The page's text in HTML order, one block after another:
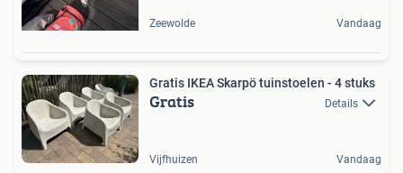
Zeewolde Vandaag
Gratis IKEA Skarpö tuinstoelen - 4 stuks
Gratis Details
Vijfhuizen Vandaag